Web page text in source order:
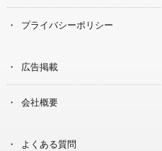
プライバシーポリシー
広告掲載
会社概要
よくある質問